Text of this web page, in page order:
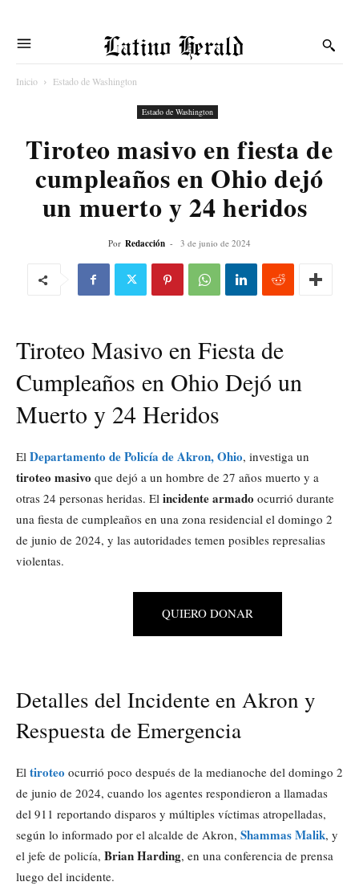
Latino Herald
Inicio Estado de Washington
Estado de Washington
Tiroteo masivo en fiesta de
cumpleaños en Ohio dejó
un muerto y 24 heridos
Por Redacción - 3 de junio de 2024
Tiroteo Masivo en Fiesta de
Cumpleaños en Ohio Dejó un
Muerto y 24 Heridos
El Departamento de Policía de Akron, Ohio, investiga un
tiroteo masivo que dejó a un hombre de 27 años muerto y a
otras 24 personas heridas. El incidente armado ocurrió durante
una fiesta de cumpleaños en una zona residencial el domingo 2
de junio de 2024, y las autoridades temen posibles represalias
violentas.
QUIERO DONAR
Detalles del Incidente en Akron y
Respuesta de Emergencia
El tiroteo ocurrió poco después de la medianoche del domingo 2
de junio de 2024, cuando los agentes respondieron a llamadas
del 911 reportando disparos y múltiples víctimas atropelladas,
según lo informado por el alcalde de Akron, Shammas Malik, y
el jefe de policía, Brian Harding, en una conferencia de prensa
luego del incidente.